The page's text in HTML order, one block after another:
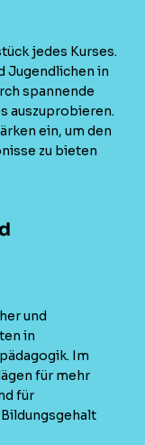
jedes Kurses.
Jugendlichen in
spannende
auszuprobieren.
ein, um den
zu bieten
und
in
Im
für mehr
für